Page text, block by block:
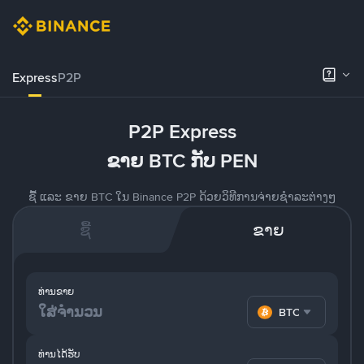
ExpressP2P
P2P Express
ຂາຍ BTC ກັບ PEN
ຊື້ ແລະ ຂາຍ BTC ໃນ Binance P2P ດ້ວຍວິທີການຈ່າຍຊຳລະຕ່າງໆ
ຊື້ ຂາຍ
ທ່ານໄດ້ຮັບ
ທ່ານຂາຍ
BTC